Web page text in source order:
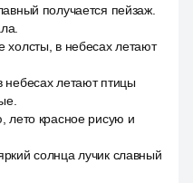
получается пейзаж.
холсты, в небесах летают
летают птицы
лето красное рисую и
солнца лучик славный